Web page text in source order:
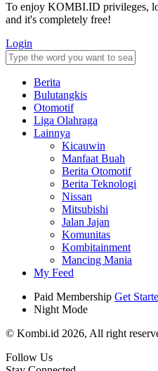
To enjoy KOMBI.ID privileges,
and it's completely free!
Login
Berita
Bulutangkis
Otomotif
Liga Olahraga
Lainnya
Kicauwin
Manfaat Buah
Berita Otomotif
Berita Teknologi
Nissan
Mitsubishi
Jalan Jajan
Komunitas
Kombitainment
Mancing Mania
My Feed
Paid Membership Get
Night Mode
© Kombi.id 2026, All right
Follow Us